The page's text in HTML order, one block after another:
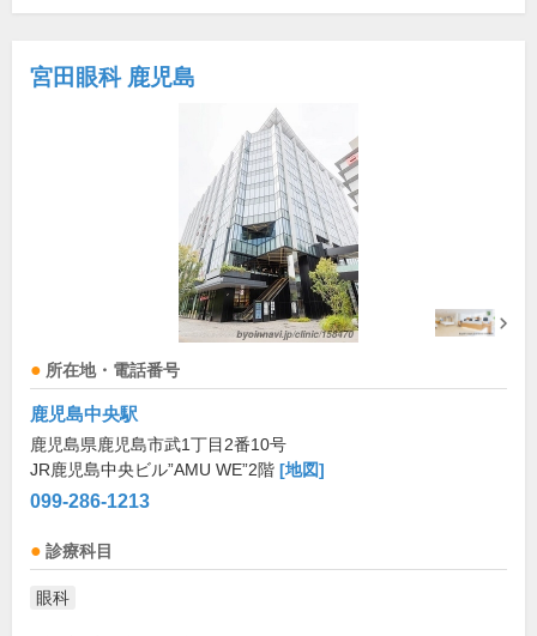
宮田眼科 鹿児島
所在地・電話番号
鹿児島中央駅
鹿児島県鹿児島市武1丁目2番10号
JR鹿児島中央ビル”AMU WE”2階 [地図]
099-286-1213
診療科目
眼科